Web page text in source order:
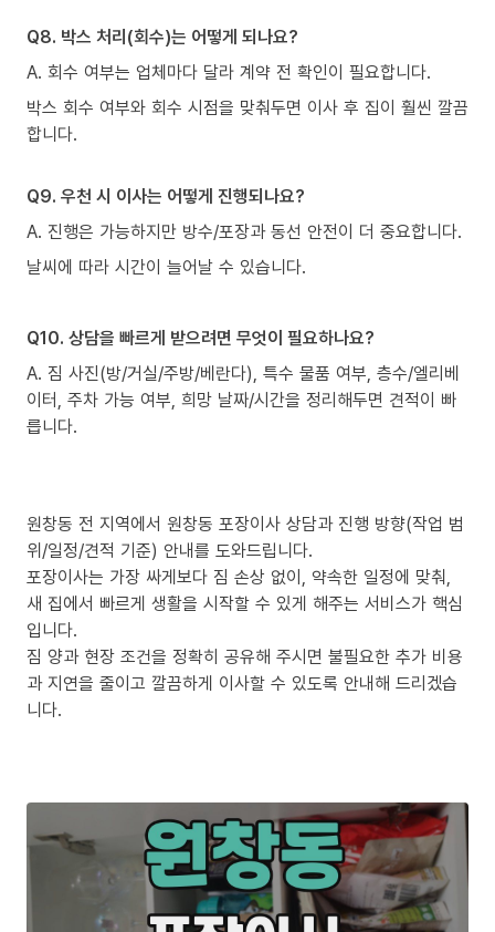
Q8. 박스 처리(회수)는 어떻게 되나요?
A. 회수 여부는 업체마다 달라 계약 전 확인이 필요합니다.
박스 회수 여부와 회수 시점을 맞춰두면 이사 후 집이 훨씬 깔끔
합니다.
Q9. 우천 시 이사는 어떻게 진행되나요?
A. 진행은 가능하지만 방수/포장과 동선 안전이 더 중요합니다.
날씨에 따라 시간이 늘어날 수 있습니다.
Q10. 상담을 빠르게 받으려면 무엇이 필요하나요?
A. 짐 사진(방/거실/주방/베란다), 특수 물품 여부, 층수/엘리베
이터, 주차 가능 여부, 희망 날짜/시간을 정리해두면 견적이 빠
릅니다.
원창동 전 지역에서 원창동 포장이사 상담과 진행 방향(작업 범
위/일정/견적 기준) 안내를 도와드립니다.
포장이사는 가장 싸게보다 짐 손상 없이, 약속한 일정에 맞춰,
새 집에서 빠르게 생활을 시작할 수 있게 해주는 서비스가 핵심
입니다.
짐 양과 현장 조건을 정확히 공유해 주시면 불필요한 추가 비용
과 지연을 줄이고 깔끔하게 이사할 수 있도록 안내해 드리겠습
니다.